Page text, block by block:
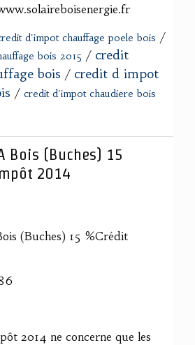
d'impot chauffage poele bois /
bois 2015 / credit
bois / credit d impot
/ credit d'impot chaudiere bois
Bois (Buches) 15
2014
(Buches) 15 %Crédit
2014 ne concerne que les